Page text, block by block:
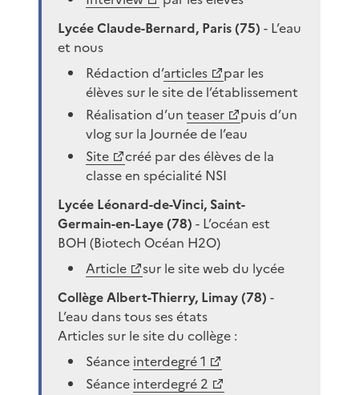
Lycée Claude-Bernard, Paris (75) - L’eau
et nous
Rédaction d’articles
par les
élèves sur le site de l’établissement
Réalisation d’unteaser
puis d’un
vlog sur la Journée de l’eau
Site
créé par des élèves de la
classe en spécialité NSI
Lycée Léonard-de-Vinci, Saint-
Germain-en-Laye (78) - L’océan est
BOH (Biotech Océan H2O)
Article
sur le site web du lycée
Collège Albert-Thierry, Limay (78) -
L’eau dans tous ses états
Articles sur le site du collège :
Séance interdegré 1
Séance interdegré 2